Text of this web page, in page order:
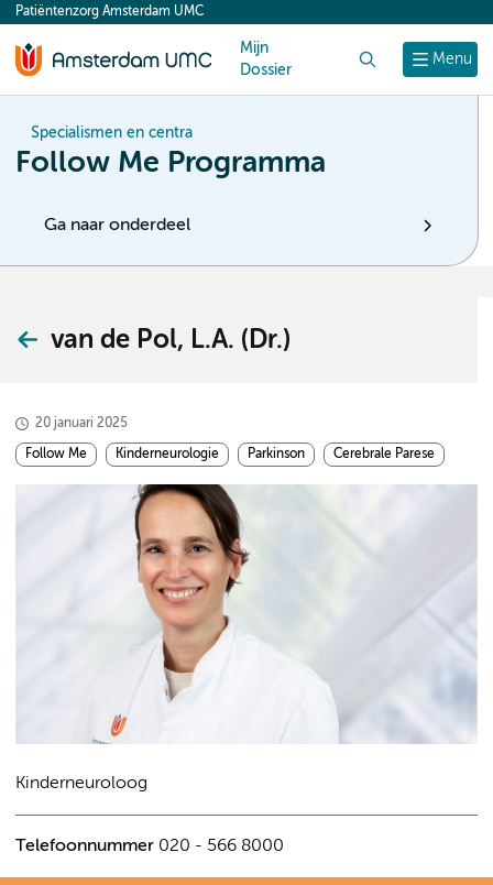
content
Menu
Patiëntenzorg Amsterdam UMC
Mijn
Dossier
Specialismen en centra
Follow Me Programma
Ga naar onderdeel
van de Pol, L.A. (Dr.)
20 januari 2025
Follow Me Kinderneurologie Parkinson Cerebrale Parese
Kinderneuroloog
Telefoonnummer 020 - 566 8000